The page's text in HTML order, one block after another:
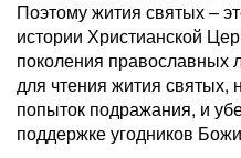
Поэтому жития святых –
истории Христианской
поколения
для чтения жития святых,
попыток подражания, и
поддержке угодников